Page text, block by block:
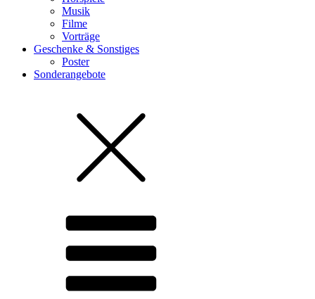
Musik
Filme
Vorträge
Geschenke & Sonstiges
Poster
Sonderangebote